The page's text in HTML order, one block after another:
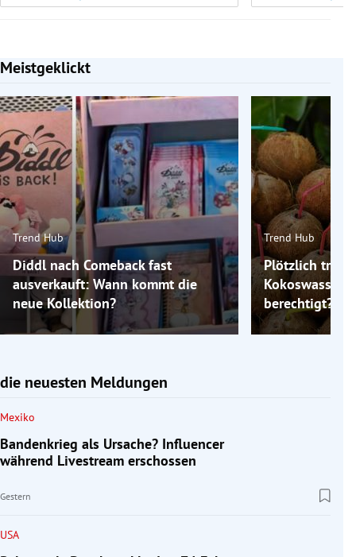
Meistgeklickt
Slide 1 von 7
Trend Hub
Diddl nach Comeback fast
ausverkauft: Wann kommt die
neue Kollektion?
Trend Hub
Plötzlich
Kokoswasser:
berechtigt?
die neuesten Meldungen
Mexiko
Bandenkrieg als Ursache? Influencer
während Livestream erschossen
Gestern
USA